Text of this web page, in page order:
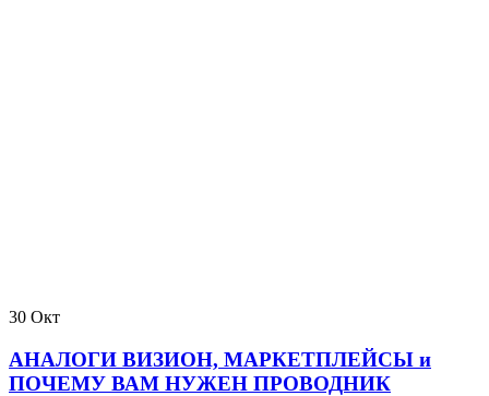
30 Окт
АНАЛОГИ ВИЗИОН, МАРКЕТПЛЕЙСЫ и
ПОЧЕМУ ВАМ НУЖЕН ПРОВОДНИК